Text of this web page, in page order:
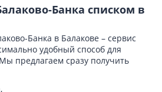
Банка списком в
Банка в Балакове – сервис
удобный способ для
предлагаем сразу получить